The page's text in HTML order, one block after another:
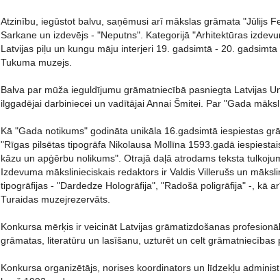
Atzinību, iegūstot balvu, saņēmusi arī mākslas grāmata "Jūlijs
Sarkane un izdevējs - "Neputns". Kategorijā "Arhitektūras
Latvijas piļu un kungu māju interjeri 19. gadsimtā - 20.
Tukuma muzejs.
Balva par mūža ieguldījumu grāmatniecībā pasniegta Latvijas
ilggadējai darbiniecei un vadītājai Annai Šmitei. Par "Gada
Kā "Gada notikums" godināta unikāla 16.gadsimtā iespiestas
"Rīgas pilsētas tipogrāfa Nikolausa Mollīna 1593.gadā
kāzu un apģērbu nolikums". Otrajā daļā atrodams teksta
Izdevuma mākslinieciskais redaktors ir Valdis Villerušs un
tipogrāfijas - "Dardedze Hologrāfija", "Radošā poligrāfija" -, kā
Turaidas muzejrezervāts.
Konkursa mērķis ir veicināt Latvijas grāmatizdošanas
grāmatas, literatūru un lasīšanu, uzturēt un celt
Konkursa organizētājs, norises koordinators un līdzekļu